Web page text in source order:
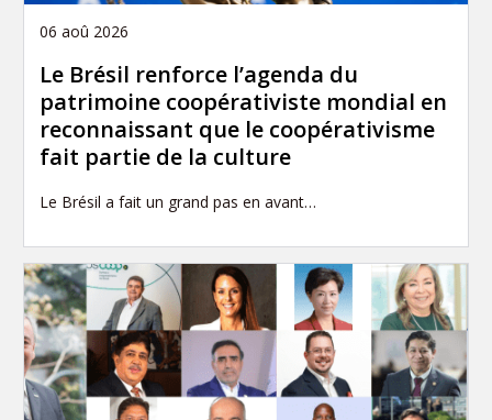
06 aoû 2026
Le Brésil renforce l’agenda du
patrimoine coopérativiste mondial en
reconnaissant que le coopérativisme
fait partie de la culture
Le Brésil a fait un grand pas en avant…